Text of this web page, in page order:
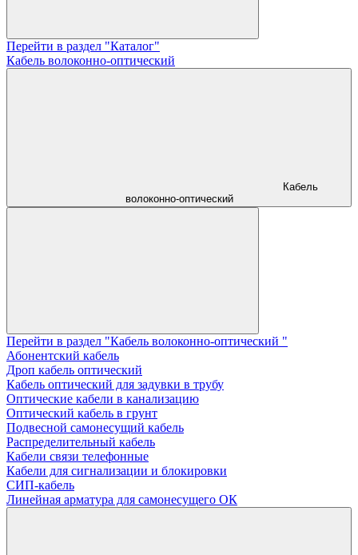
Перейти в раздел "Каталог"
Кабель волоконно-оптический
Кабель
волоконно-оптический
Перейти в раздел "Кабель волоконно-оптический "
Абонентский кабель
Дроп кабель оптический
Кабель оптический для задувки в трубу
Оптические кабели в канализацию
Оптический кабель в грунт
Подвесной самонесущий кабель
Распределительный кабель
Кабели связи телефонные
Кабели для сигнализации и блокировки
СИП-кабель
Линейная арматура для самонесущего ОК